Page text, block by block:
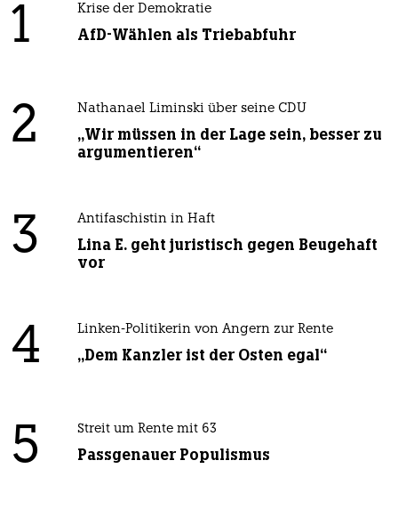
1 Krise der Demokratie
AfD-Wählen als Triebabfuhr
2 Nathanael Liminski über seine CDU
„Wir müssen in der Lage sein, besser zu
argumentieren“
3 Antifaschistin in Haft
Lina E. geht juristisch gegen Beugehaft
vor
4 Linken-Politikerin von Angern zur Rente
„Dem Kanzler ist der Osten egal“
5 Streit um Rente mit 63
Passgenauer Populismus